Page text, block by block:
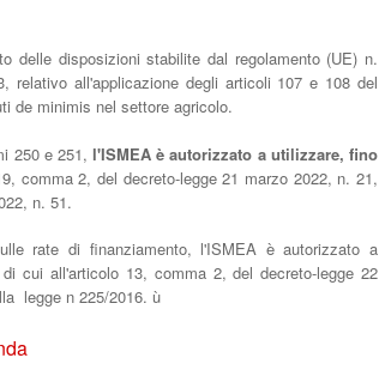
delle disposizioni stabilite dal regolamento (UE) n.
relativo all'applicazione degli articoli 107 e 108 del
de minimis nel settore agricolo.
250 e 251, l'ISMEA è autorizzato a utilizzare, fino
comma 2, del decreto-legge 21 marzo 2022, n. 21,
n. 51.
rate di finanziamento, l'ISMEA è autorizzato a
cui all'articolo 13, comma 2, del decreto-legge 22
legge n 225/2016. ù